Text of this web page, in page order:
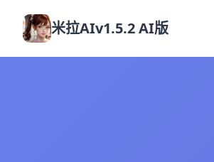
米拉AIv1.5.2 AI版